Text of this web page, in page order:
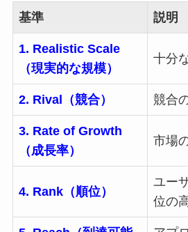
基準 説明
1. Realistic Scale
（現実的な規模）
十分
2. Rival（競合） 競合
3. Rate of Growth
（成長率）
市場
4. Rank（順位）
ユー
位の